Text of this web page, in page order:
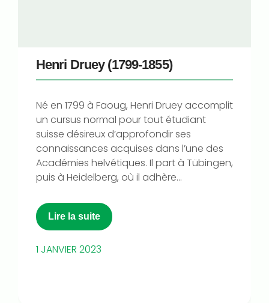
Henri Druey (1799-1855)
Né en 1799 à Faoug, Henri Druey accomplit
un cursus normal pour tout étudiant
suisse désireux d’approfondir ses
connaissances acquises dans l’une des
Académies helvétiques. Il part à Tübingen,
puis à Heidelberg, où il adhère...
Lire la suite
1 JANVIER 2023